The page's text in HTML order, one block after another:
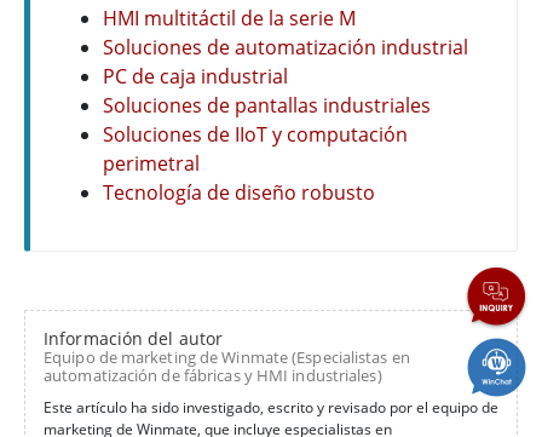
HMI multitáctil de la serie M
Soluciones de automatización industrial
PC de caja industrial
Soluciones de pantallas industriales
Soluciones de IIoT y computación
perimetral
Tecnología de diseño robusto
Información del autor
Equipo de marketing de Winmate (Especialistas en
automatización de fábricas y HMI industriales)
Este artículo ha sido investigado, escrito y revisado por el equipo de
marketing de Winmate, que incluye especialistas en